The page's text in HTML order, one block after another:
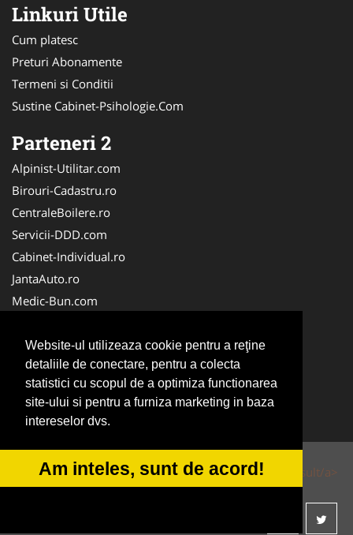
Website-ul utilizeaza cookie pentru a reţine
detaliile de conectare, pentru a colecta
statistici cu scopul de a optimiza functionarea
site-ului si pentru a furniza marketing in baza
intereselor dvs.
Am inteles, sunt de acord!
Linkuri Utile
Cum platesc
Preturi Abonamente
Termeni si Conditii
Sustine Cabinet-Psihologie.Com
Parteneri 2
Alpinist-Utilitar.com
Birouri-Cadastru.ro
CentraleBoilere.ro
Servicii-DDD.com
Cabinet-Individual.ro
JantaAuto.ro
Medic-Bun.com
Apicultorul.com
CentruInchirieri.ro
Oftalmologul.ro
Stomatologul.com
© 2014-2026 Powered byVilonMedia&Tokaido Consult/a>
-ANPC SOL